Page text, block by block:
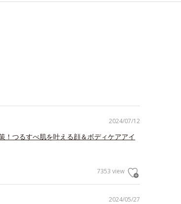
2024/07/12
！つるすべ肌を叶える顔＆ボディケアアイ
7353 view
2024/05/27